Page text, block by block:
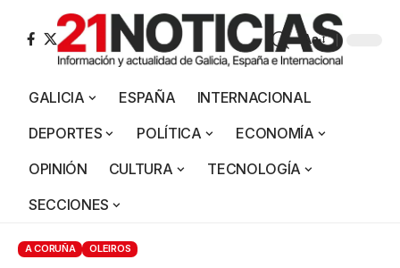
Aa
GALICIA ESPAÑA
INTERNACIONAL
DEPORTES
POLÍTICA
ECONOMÍA
OPINIÓN
CULTURA
TECNOLOGÍA
SECCIONES
A CORUÑA OLEIROS